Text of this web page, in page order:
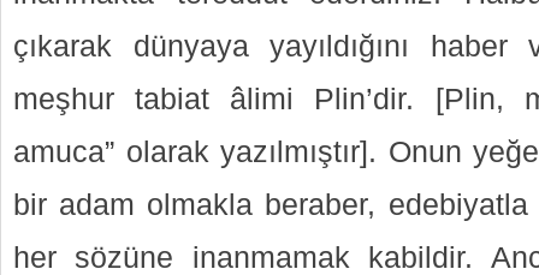
çıkarak dünyaya yayıldığını haber
meşhur tabiat âlimi Plin’dir. [Plin,
amuca” olarak yazılmıştır]. Onun
bir adam olmakla beraber, edebiyatla
her sözüne inanmamak kabildir.